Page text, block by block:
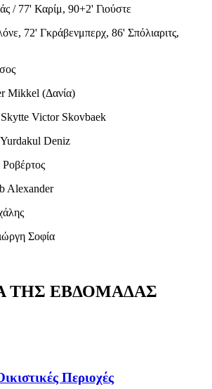
/ 77' Καρίμ, 90+2' Γιούστε
72' Γκράβενμπερχ, 86' Σπόλιαριτς,
Mikkel (Δανία)
Skytte Victor Skovbaek
Yurdakul Deniz
Ροβέρτος
Alexander
Σοφία
ΤΗΣ ΕΒΔΟΜΑΔΑΣ
Περιοχές